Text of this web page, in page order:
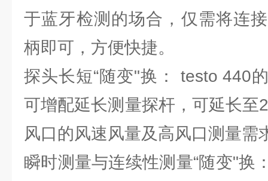
于蓝牙检测的场合，仅需将连
柄即可，方便快捷。
探头长短“随变"换： testo 440
可增配延长测量探杆，可延长至
风口的风速风量及高风口测量需
瞬时测量与连续性测量“随变"换